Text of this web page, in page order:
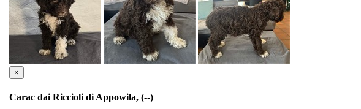
×
Carac dai Riccioli di Appowila, (--)